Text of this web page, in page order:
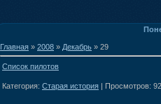
Главная » 2008 » Декабрь » 29
Список пилотов
Категория: Старая история | Просмотров: